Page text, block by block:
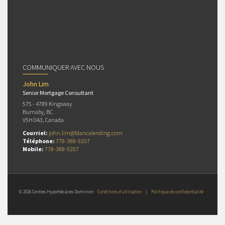
COMMUNIQUER AVEC NOUS
John Lim
Senior Mortgage Consultant
575 - 4789 Kingsway
Burnaby, BC
V5H 0A3, Canada
Courriel: john.lim@blancalending.com
Téléphone: 778-388-9207
Mobile: 778-388-9207
© 2026 Centres Hypothécaires Dominion Conditions d’utilisation | Politique de confidentialité